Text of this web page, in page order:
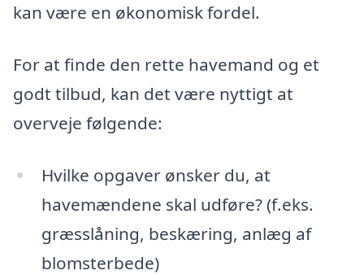
kan være en økonomisk fordel.
For at finde den rette havemand og et
godt tilbud, kan det være nyttigt at
overveje følgende:
Hvilke opgaver ønsker du, at
havemændene skal udføre? (f.eks.
græsslåning, beskæring, anlæg af
blomsterbede)